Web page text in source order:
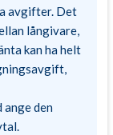
avgifter. Det
långivare,
kan ha helt
den